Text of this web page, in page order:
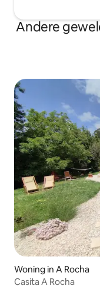
Andere
Woning in A Rocha
Casita A Rocha